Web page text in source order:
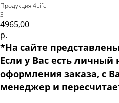
Продукция 4Life
3
4965,00
р.
*На сайте
Если у Вас есть личный
оформления заказа, с
менеджер и